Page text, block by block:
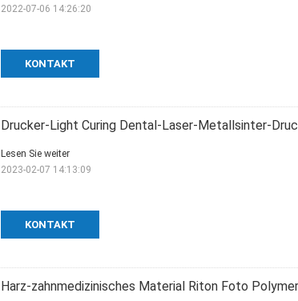
KONTAKT
2022-07-06 14:26:20
Drucker-Light Curing Dental-Laser-Metallsinter-
KONTAKT
Lesen Sie weiter
2023-02-07 14:13:09
Harz-zahnmedizinisches Material Riton Foto